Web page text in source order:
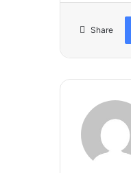
Share